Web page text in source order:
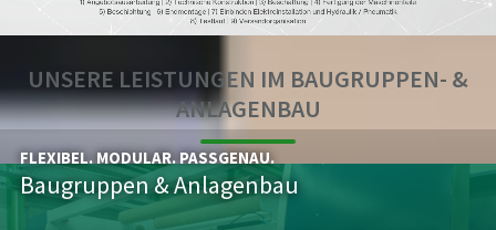
UNSERE LEISTUNGEN IM BAUGRUPPEN- &
ANLAGENBAU
FLEXIBEL. MODULAR. PASSGENAU.
Baugruppen & Anlagenbau